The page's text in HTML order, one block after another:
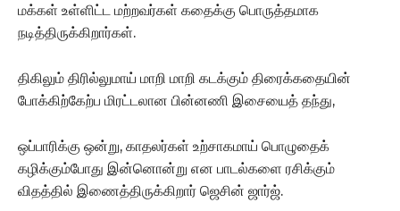
மக்கள் உள்ளிட்ட மற்றவர்கள் கதைக்கு பொருத்தமாக
நடித்திருக்கிறார்கள்.
திகிலும் திரில்லுமாய் மாறி மாறி கடக்கும் திரைக்கதையின்
போக்கிற்கேற்ப மிரட்டலான பின்னணி இசையைத் தந்து,
ஒப்பாரிக்கு ஒன்று, காதலர்கள் உற்சாகமாய் பொழுதைக்
கழிக்கும்போது இன்னொன்று என பாடல்களை ரசிக்கும்
விதத்தில் இணைத்திருக்கிறார் ஜெசின் ஜார்ஜ்.